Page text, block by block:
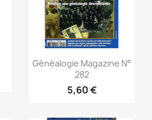
Snabbvy
Généalogie Magazine N°
282
5,60 €